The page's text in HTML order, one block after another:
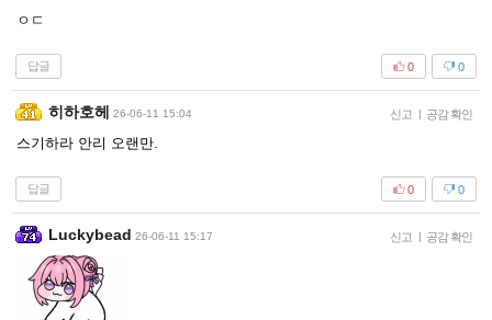
ㅇㄷ
답글 0
0
히하호헤 26-06-11 15:04 신고 | 공감 확인
스기하라 안리 오랜만.
답글 0
0
Luckybead 26-06-11 15:17 신고 | 공감 확인